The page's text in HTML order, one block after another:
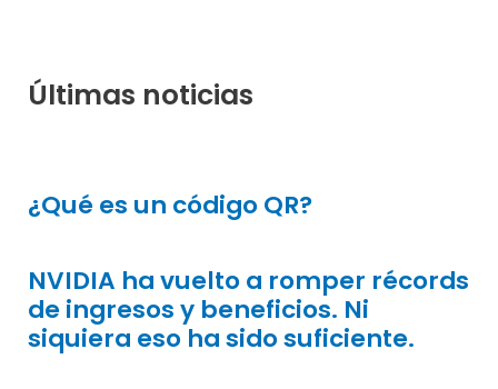
Últimas noticias
¿Qué es un código QR?
NVIDIA ha vuelto a romper récords
de ingresos y beneficios. Ni
siquiera eso ha sido suficiente.